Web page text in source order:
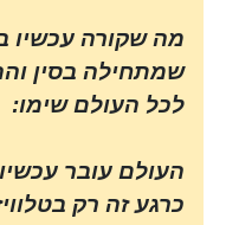
מה שקורה עכשיו
שמתחילה בסין
לכל העולם שימו:
העולם עובר
כרגע זה רק